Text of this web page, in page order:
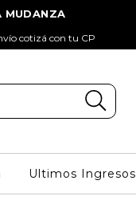
cotizá con tu CP
Ultimos Ingresos